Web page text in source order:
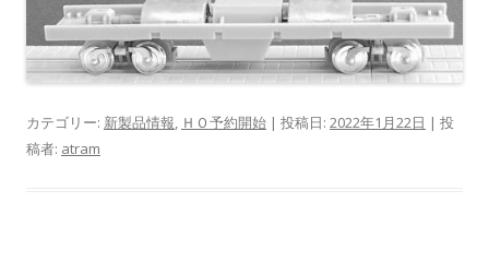
カテゴリー: 新製品情報, ＨＯ予約開始 | 投稿日: 2022年1月22日 | 投
稿者: atram